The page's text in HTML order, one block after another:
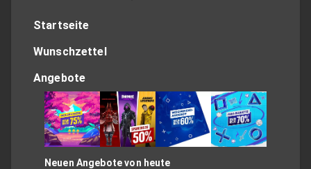
Startseite
Wunschzettel
Angebote
Neuen Angebote von heute